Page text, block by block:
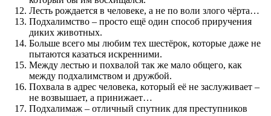
Лесть рождается в человеке, а не по воли злого чёрта…
Подхалимство – просто ещё один способ приручения
диких животных.
Больше всего мы любим тех шестёрок, которые даже не
пытаются казаться искренними.
Между лестью и похвалой так же мало общего, как
между подхалимством и дружбой.
Похвала в адрес человека, который её не заслуживает –
не возвышает, а принижает…
Подхалимаж – отличный спутник для преступников